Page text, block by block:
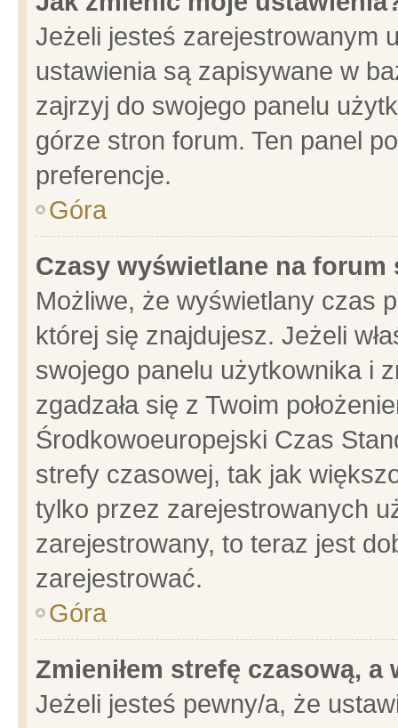
Jeżeli jesteś zarejestrowanym
ustawienia są zapisywane w
zajrzyj do swojego panelu
górze stron forum. Ten panel
preferencje.
Góra
Czasy wyświetlane na forum
Możliwe, że wyświetlany czas
której się znajdujesz. Jeżeli
swojego panelu użytkownika i
zgadzała się z Twoim
Środkowoeuropejski Czas
strefy czasowej, tak jak
tylko przez zarejestrowanych
zarejestrowany, to teraz jest
zarejestrować.
Góra
Zmieniłem strefę czasową,
Jeżeli jesteś pewny/a, że